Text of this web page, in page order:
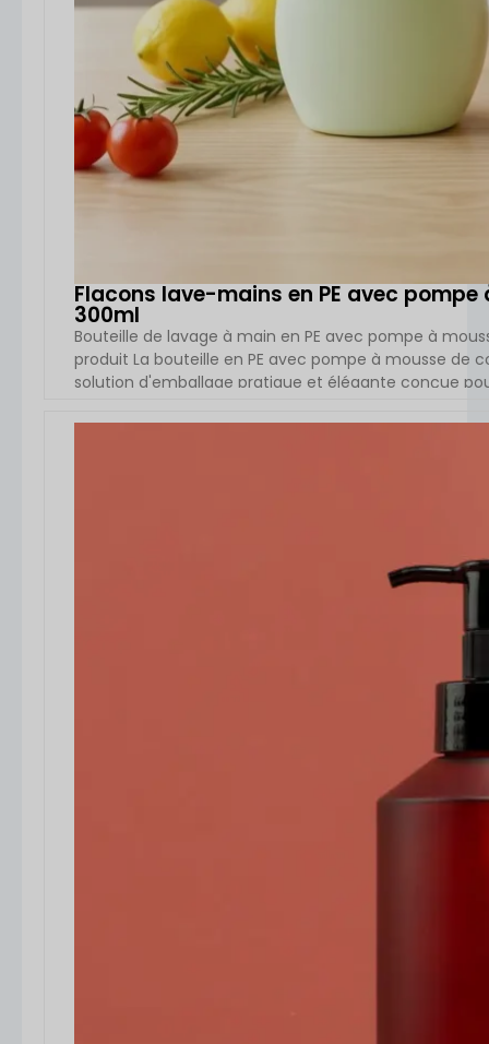
Flacons lave-mains en PE avec
300ml
Bouteille de lavage à main en PE avec pompe à
produit La bouteille en PE avec pompe à mousse de
solution d'emballage pratique et élégante conçue
formules de soins doux pour la peau. Fabriqué à